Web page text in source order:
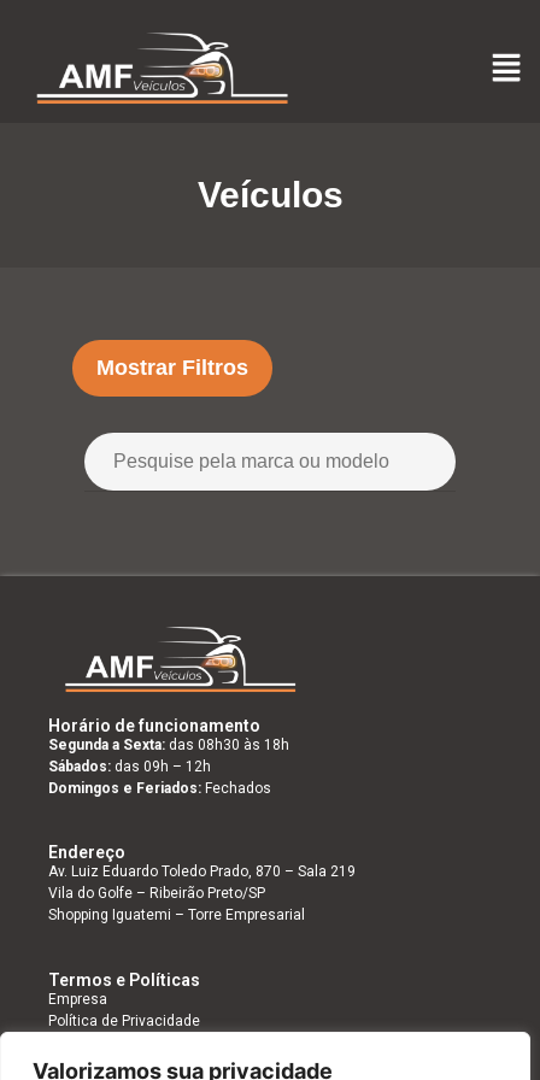
Valorizamos sua privacidade
Veículos
Mostrar Filtros
Horário de funcionamento
Segunda a Sexta: das 08h30 às 18h
Sábados: das 09h – 12h
Domingos e Feriados: Fechados
Endereço
Av. Luiz Eduardo Toledo Prado, 870 – Sala 219
Vila do Golfe – Ribeirão Preto/SP
Shopping Iguatemi – Torre Empresarial
Termos e Políticas
Empresa
Política de Privacidade
Siga-nos nas